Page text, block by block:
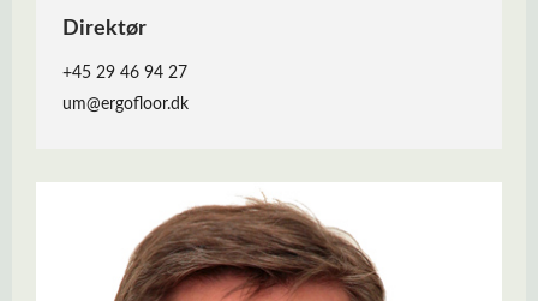
Direktør
+45 29 46 94 27
um@ergofloor.dk